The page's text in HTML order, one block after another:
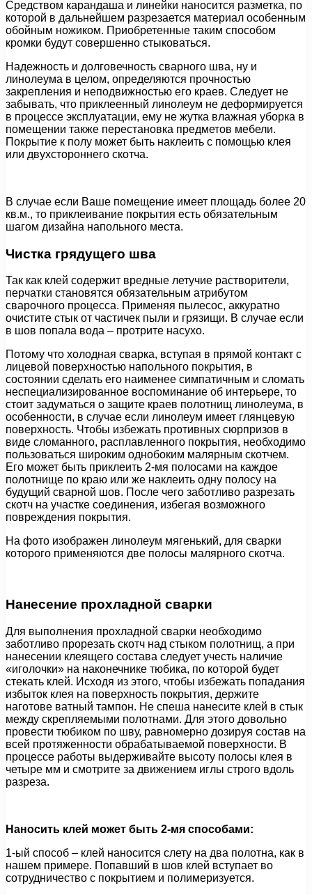
Средством карандаша и линейки наносится разметка, по
которой в дальнейшем разрезается материал особенным
обойным ножиком. Приобретенные таким способом
кромки будут совершенно стыковаться.
Надежность и долговечность сварного шва, ну и
линолеума в целом, определяются прочностью
закрепления и неподвижностью его краев. Следует не
забывать, что приклеенный линолеум не деформируется
в процессе эксплуатации, ему не жутка влажная уборка в
помещении также перестановка предметов мебели.
Покрытие к полу может быть наклеить с помощью клея
или двухстороннего скотча.
В случае если Ваше помещение имеет площадь более 20
кв.м., то приклеивание покрытия есть обязательным
шагом дизайна напольного места.
Чистка грядущего шва
Так как клей содержит вредные летучие растворители,
перчатки становятся обязательным атрибутом
сварочного процесса. Применяя пылесос, аккуратно
очистите стык от частичек пыли и грязищи. В случае если
в шов попала вода – протрите насухо.
Потому что холодная сварка, вступая в прямой контакт с
лицевой поверхностью напольного покрытия, в
состоянии сделать его наименее симпатичным и сломать
неспециализированное воспоминание об интерьере, то
стоит задуматься о защите краев полотнищ линолеума, в
особенности, в случае если линолеум имеет глянцевую
поверхность. Чтобы избежать противных сюрпризов в
виде сломанного, расплавленного покрытия, необходимо
пользоваться широким однобоким малярным скотчем.
Его может быть приклеить 2-мя полосами на каждое
полотнище по краю или же наклеить одну полосу на
будущий сварной шов. После чего заботливо разрезать
скотч на участке соединения, избегая возможного
повреждения покрытия.
На фото изображен линолеум мягенький, для сварки
которого применяются две полосы малярного скотча.
Нанесение прохладной сварки
Для выполнения прохладной сварки необходимо
заботливо прорезать скотч над стыком полотнищ, а при
нанесении клеящего состава следует учесть наличие
«иголочки» на наконечнике тюбика, по которой будет
стекать клей. Исходя из этого, чтобы избежать попадания
избыток клея на поверхность покрытия, держите
наготове ватный тампон. Не спеша нанесите клей в стык
между скрепляемыми полотнами. Для этого довольно
провести тюбиком по шву, равномерно дозируя состав на
всей протяженности обрабатываемой поверхности. В
процессе работы выдерживайте высоту полосы клея в
четыре мм и смотрите за движением иглы строго вдоль
разреза.
Наносить клей может быть 2-мя способами:
1-ый способ – клей наносится слету на два полотна, как в
нашем примере. Попавший в шов клей вступает во
сотрудничество с покрытием и полимеризуется.